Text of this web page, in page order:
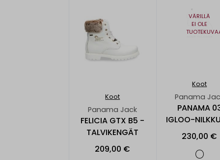
Koot
Panama Jack
FELICIA GTX B5 -
TALVIKENGÄT
209,00 €
VÄRILLÄ
EI OLE
Koot
Panama
PANAMA
IGLOO-
230,00 €